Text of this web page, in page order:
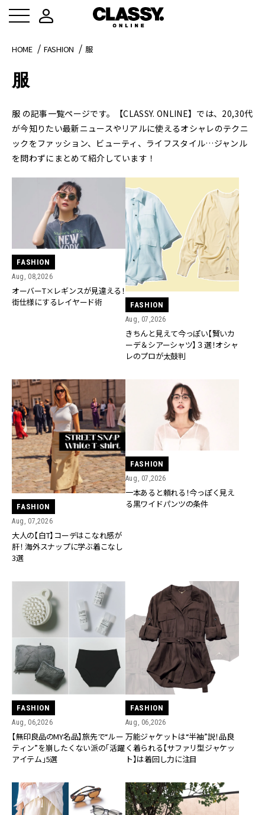
HOME FASHION 服
服
服 の記事一覧ページです。【CLASSY. ONLINE】では、20,30代
が今知りたい最新ニュースやリアルに使えるオシャレのテクニ
ックをファッション、ビューティ、ライフスタイル…ジャンル
を問わずにまとめて紹介しています！
FASHION
Aug, 08,2026
オーバーT×レギンスが見違える！
街仕様にするレイヤード術
FASHION
Aug, 07,2026
きちんと見えて今っぽい【賢いカ
ーデ＆シアーシャツ】３選！オシャ
レのプロが太鼓判
FASHION
Aug, 07,2026
大人の【白T】コーデはこなれ感が
肝！ 海外スナップに学ぶ着こなし
3選
FASHION
Aug, 07,2026
一本あると頼れる！今っぽく見え
る黒ワイドパンツの条件
FASHION
Aug, 06,2026
【無印良品のMY名品】旅先で“ルー
ティン”を崩したくない派の「活躍
アイテム」5選
FASHION
Aug, 06,2026
万能ジャケットは“半袖”説！品良
く着られる【サファリ型ジャケッ
ト】は着回し力に注目